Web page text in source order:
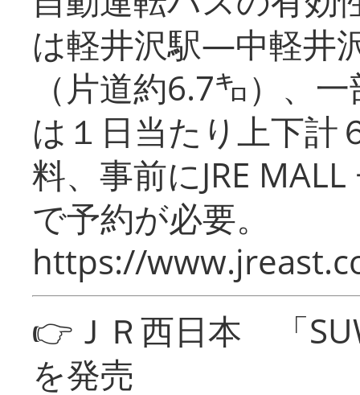
は軽井沢駅―中軽井
（片道約6.7㌔）、
は１日当たり上下計
料、事前にJRE
で予約が必要。
https://
👉ＪＲ西日本 「
を発売